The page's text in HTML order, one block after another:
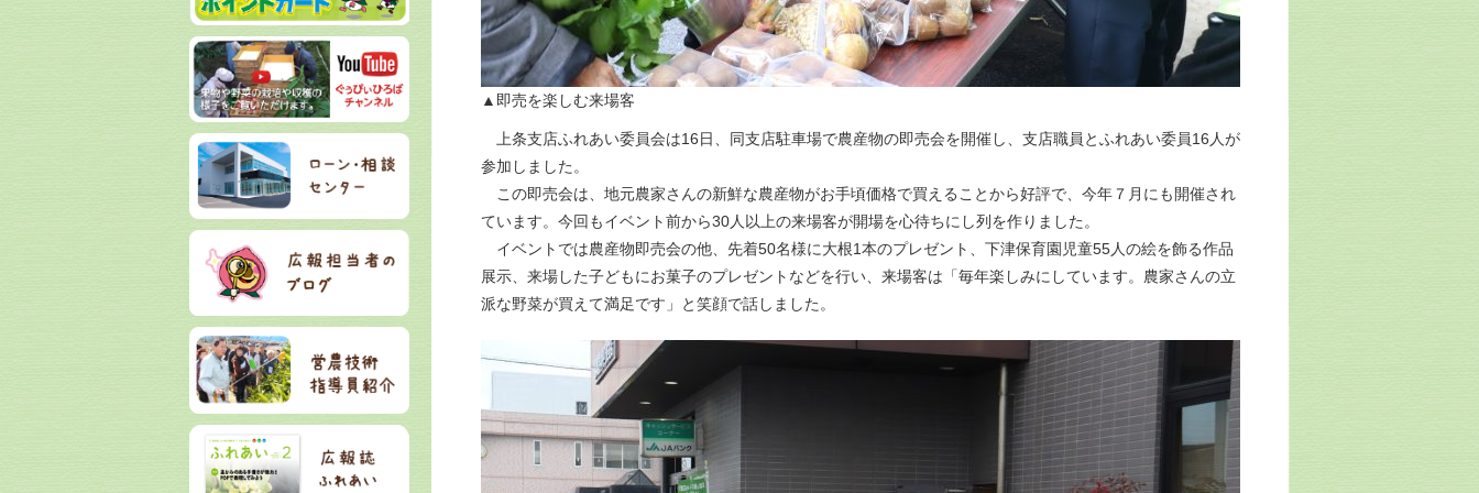
▲即売を楽しむ来場客
上条支店ふれあい委員会は16日、同支店駐車場で農産物の即売会を開催し、支店職員とふれあい委員16人が
参加しました。
この即売会は、地元農家さんの新鮮な農産物がお手頃価格で買えることから好評で、今年７月にも開催され
ています。今回もイベント前から30人以上の来場客が開場を心待ちにし列を作りました。
イベントでは農産物即売会の他、先着50名様に大根1本のプレゼント、下津保育園児童55人の絵を飾る作品
展示、来場した子どもにお菓子のプレゼントなどを行い、来場客は「毎年楽しみにしています。農家さんの立
派な野菜が買えて満足です」と笑顔で話しました。